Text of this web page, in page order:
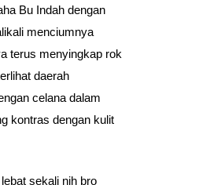
Bu Indah dengan
menciumnya
terus menyingkap rok
daerah
celana dalam
kontras dengan kulit
sekali nih bro